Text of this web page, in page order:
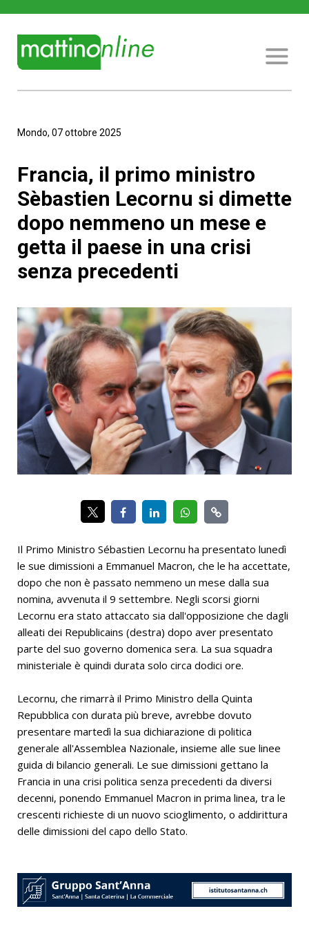
Mondo, 07 ottobre 2025
Francia, il primo ministro
Sèbastien Lecornu si dimette
dopo nemmeno un mese e
getta il paese in una crisi
senza precedenti
Il Primo Ministro Sébastien Lecornu ha presentato lunedì
le sue dimissioni a Emmanuel Macron, che le ha accettate,
dopo che non è passato nemmeno un mese dalla sua
nomina, avvenuta il 9 settembre. Negli scorsi giorni
Lecornu era stato attaccato sia dall'opposizione che dagli
alleati dei Republicains (destra) dopo aver presentato
parte del suo governo domenica sera. La sua squadra
ministeriale è quindi durata solo circa dodici ore.
Lecornu, che rimarrà il Primo Ministro della Quinta
Repubblica con durata più breve, avrebbe dovuto
presentare martedì la sua dichiarazione di politica
generale all'Assemblea Nazionale, insieme alle sue linee
guida di bilancio generali. Le sue dimissioni gettano la
Francia in una crisi politica senza precedenti da diversi
decenni, ponendo Emmanuel Macron in prima linea, tra le
crescenti richieste di un nuovo scioglimento, o addirittura
delle dimissioni del capo dello Stato.